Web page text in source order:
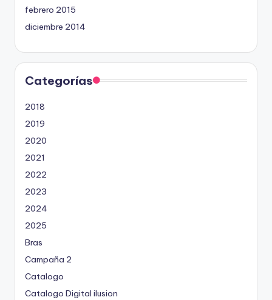
febrero 2015
diciembre 2014
Categorías
2018
2019
2020
2021
2022
2023
2024
2025
Bras
Campaña 2
Catalogo
Catalogo Digital ilusion